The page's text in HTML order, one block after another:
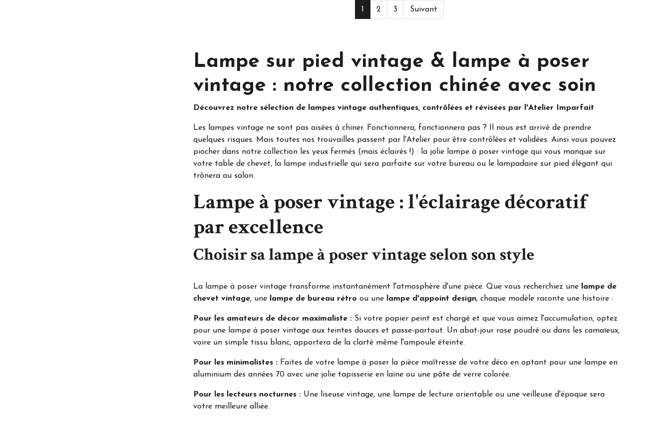
1 2 3 Suivant
Lampe sur pied vintage & lampe à poser
vintage : notre collection chinée avec soin
Découvrez notre sélection de lampes vintage authentiques, contrôlées et révisées par l'Atelier Imparfait
Les lampes vintage ne sont pas aisées à chiner. Fonctionnera, fonctionnera pas ? Il nous est arrivé de prendre
quelques risques. Mais toutes nos trouvailles passent par l'Atelier pour être contrôlées et validées. Ainsi vous pouvez
piocher dans notre collection les yeux fermés (mais éclairés !) : la jolie lampe à poser vintage qui vous manque sur
votre table de chevet, la lampe industrielle qui sera parfaite sur votre bureau ou le lampadaire sur pied élégant qui
trônera au salon.
Lampe à poser vintage : l'éclairage décoratif
par excellence
Choisir sa lampe à poser vintage selon son style
La lampe à poser vintage transforme instantanément l'atmosphère d'une pièce. Que vous recherchiez une
lampe de
chevet vintage, une lampe de bureau rétro ou une lampe d'appoint design, chaque modèle raconte une histoire :
Pour les amateurs de décor maximaliste : Si votre papier peint est chargé et que vous aimez l'accumulation, optez
pour une lampe à poser vintage aux teintes douces et passe-partout. Un abat-jour rose poudré ou dans les camaïeux,
voire un simple tissu blanc, apportera de la clarté même l'ampoule éteinte.
Pour les minimalistes : Faites de votre lampe à poser la pièce maîtresse de votre déco en optant pour une lampe en
aluminium des années 70 avec une jolie tapisserie en laine ou une pâte de verre colorée.
Pour les lecteurs nocturnes : Une liseuse vintage, une lampe de lecture orientable ou une veilleuse d'époque sera
votre meilleure alliée.